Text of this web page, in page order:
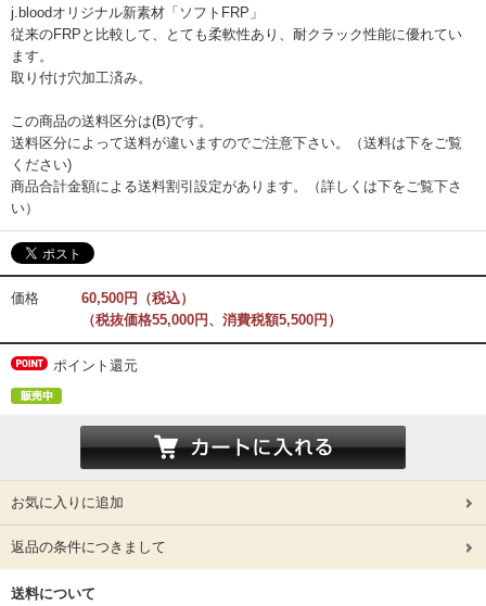
j.bloodオリジナル新素材「ソフトFRP」
従来のFRPと比較して、とても柔軟性あり、耐クラック性能に優れてい
ます。
取り付け穴加工済み。
この商品の送料区分は(B)です。
送料区分によって送料が違いますのでご注意下さい。（送料は下をご覧
ください)
商品合計金額による送料割引設定があります。（詳しくは下をご覧下さ
い）
価格
60,500円（税込）
（税抜価格55,000円、消費税額5,500円）
ポイント還元
お気に入りに追加
返品の条件につきまして
送料について